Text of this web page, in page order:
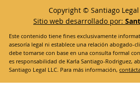
Copyright © Santiago
Sitio web desarrollado por:
Este contenido tiene fines exclusivamente
asesoría legal ni establece una relación abogado-
debe tomarse con base en una consulta formal
es responsabilidad de Karla Santiago-Rodriguez,
Santiago Legal LLC. Para más información,